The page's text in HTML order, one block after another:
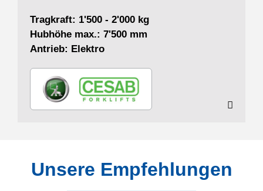
Tragkraft: 1'500 - 2'000 kg
Hubhöhe max.: 7'500 mm
Antrieb: Elektro
Unsere Empfehlungen